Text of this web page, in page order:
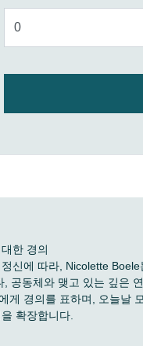
한 경의
신에 따라, Nicolette
, 공동체와 맺고 있는 깊은
게 경의를 표하며, 오늘날
확장합니다.